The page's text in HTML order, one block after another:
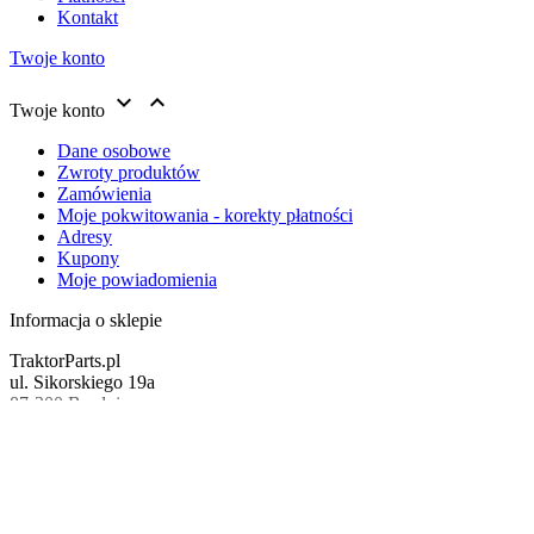
Kontakt
Twoje konto
Twoje konto  
Dane osobowe
Zwroty produktów
Zamówienia
Moje pokwitowania - korekty płatności
Adresy
Kupony
Moje powiadomienia
Informacja o sklepie
TraktorParts.pl
ul. Sikorskiego 19a
87-300 Brodnica